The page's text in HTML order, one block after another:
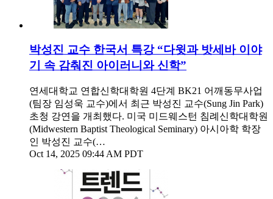
박성진 교수 한국서 특강 “다윗과 밧세바 이야
기 속 감춰진 아이러니와 신학”
연세대학교 연합신학대학원 4단계 BK21 어깨동무사업
(팀장 임성욱 교수)에서 최근 박성진 교수(Sung Jin Park)
초청 강연을 개최했다. 미국 미드웨스턴 침례신학대학원
(Midwestern Baptist Theological Seminary) 아시아학 학장
인 박성진 교수(…
Oct 14, 2025 09:44 AM PDT